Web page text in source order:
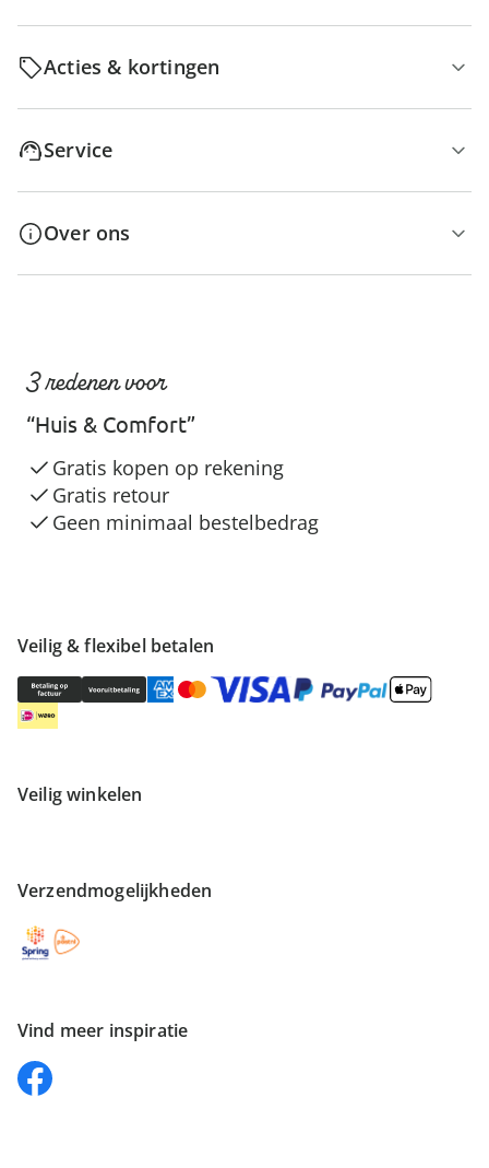
Acties & kortingen
Service
Over ons
Veilig & flexibel betalen
Veilig winkelen
Verzendmogelijkheden
Vind meer inspiratie
3 redenen voor
“Huis & Comfort”
Gratis kopen op rekening
Gratis retour
Geen minimaal bestelbedrag